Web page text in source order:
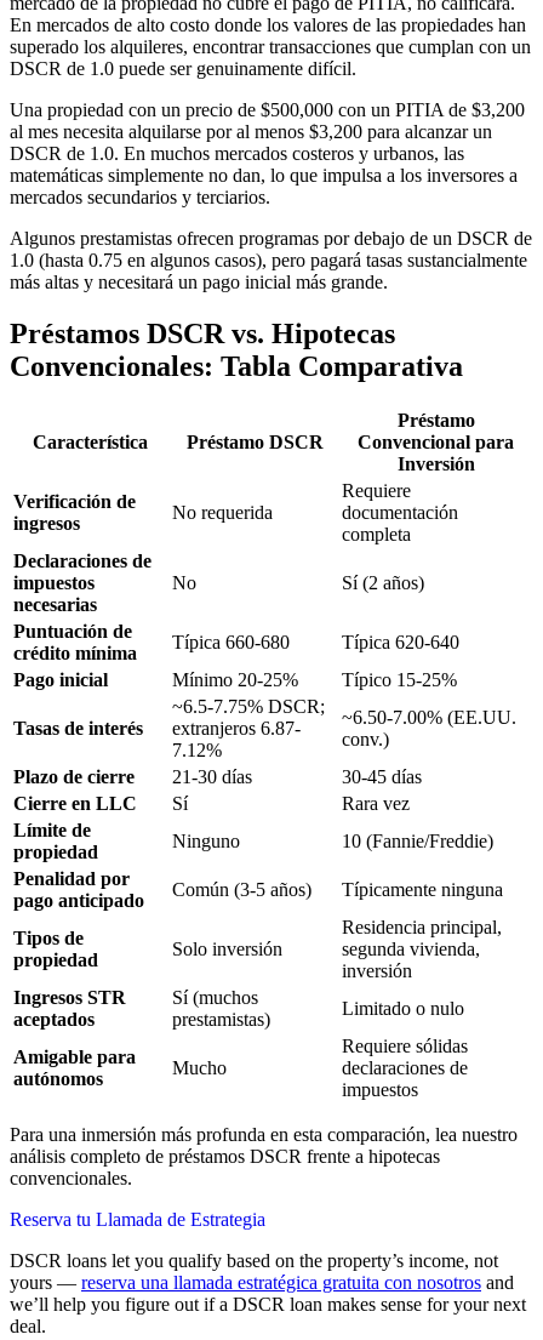
En mercados de alto costo donde los valores de las propiedades han
superado los alquileres, encontrar transacciones que cumplan con un
DSCR de 1.0 puede ser genuinamente difícil.
Una propiedad con un precio de $500,000 con un PITIA de $3,200
al mes necesita alquilarse por al menos $3,200 para alcanzar un
DSCR de 1.0. En muchos mercados costeros y urbanos, las
matemáticas simplemente no dan, lo que impulsa a los inversores a
mercados secundarios y terciarios.
Algunos prestamistas ofrecen programas por debajo de un DSCR de
1.0 (hasta 0.75 en algunos casos), pero pagará tasas sustancialmente
más altas y necesitará un pago inicial más grande.
Préstamos DSCR vs. Hipotecas
Convencionales: Tabla Comparativa
Característica Préstamo DSCR
Préstamo
Convencional para
Inversión
Verificación de
ingresos
No requerida
Requiere
documentación
completa
Declaraciones de
impuestos
necesarias
No Sí (2 años)
Puntuación de
crédito mínima
Típica 660-680
Típica 620-640
Pago inicial
Mínimo 20-25% Típico 15-25%
Tasas de interés
~6.5-7.75% DSCR;
extranjeros 6.87-
7.12%
~6.50-7.00% (EE.UU.
conv.)
Plazo de cierre
21-30 días
30-45 días
Cierre en LLC
Sí
Rara vez
Límite de
propiedad
Ninguno
10 (Fannie/Freddie)
Penalidad por
pago anticipado
Común (3-5 años) Típicamente ninguna
Tipos de
propiedad
Solo inversión
Residencia principal,
segunda vivienda,
inversión
Ingresos STR
aceptados
Sí (muchos
prestamistas)
Limitado o nulo
Amigable para
autónomos
Mucho
Requiere sólidas
declaraciones de
impuestos
Para una inmersión más profunda en esta comparación, lea nuestro
análisis completo de préstamos DSCR frente a hipotecas
convencionales.
Reserva tu Llamada de Estrategia
DSCR loans let you qualify based on the property’s income, not
yours — reserva una llamada estratégica gratuita con nosotros and
we’ll help you figure out if a DSCR loan makes sense for your next
deal.